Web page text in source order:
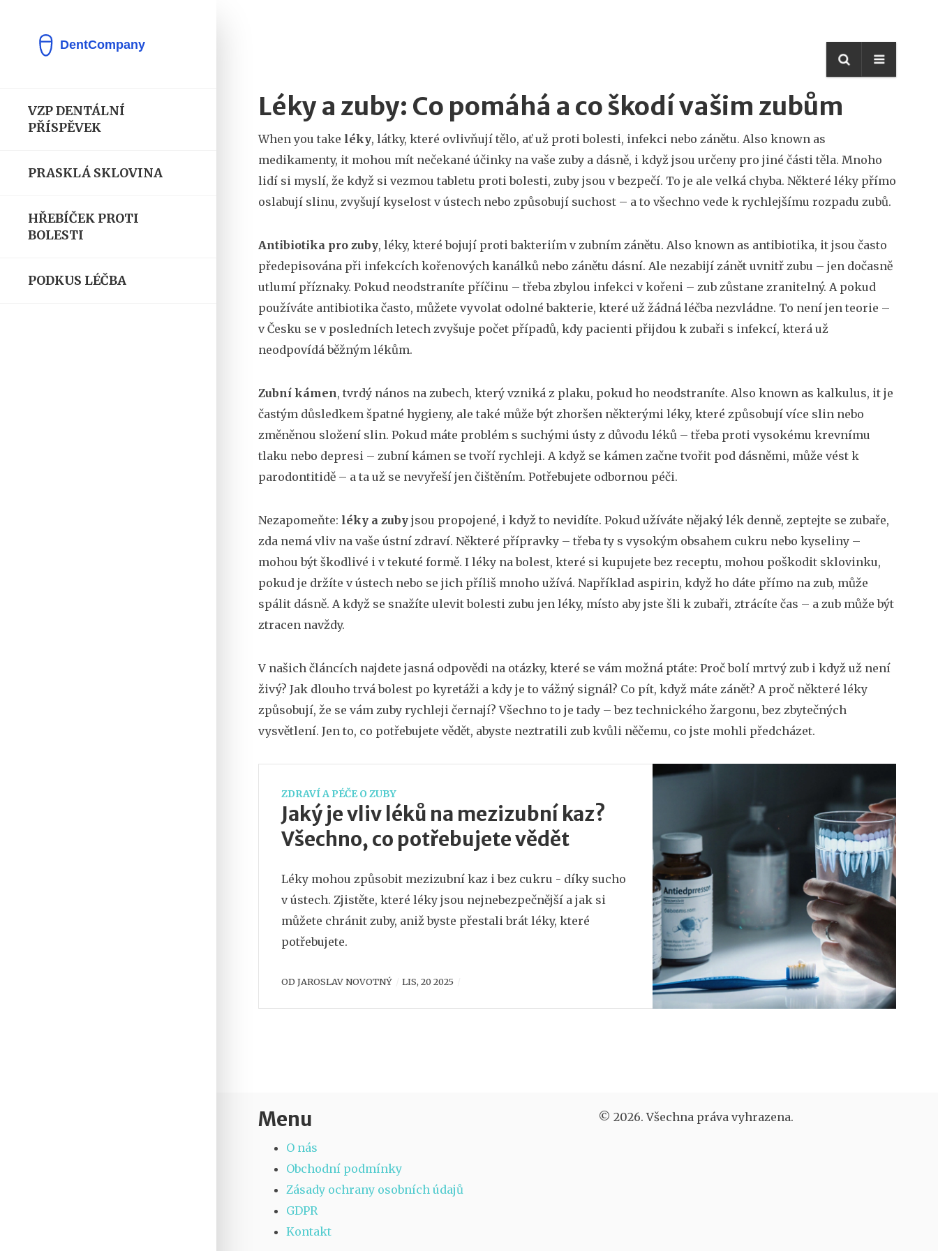
VZP DENTÁLNÍ
PŘÍSPĚVEK
PRASKLÁ SKLOVINA
HŘEBÍČEK PROTI
BOLESTI
PODKUS LÉČBA
Léky a zuby: Co pomáhá a co škodí vašim zubům
When you take léky, látky, které ovlivňují tělo, ať už proti bolesti, infekci nebo zánětu. Also known as
medikamenty, it mohou mít nečekané účinky na vaše zuby a dásně, i když jsou určeny pro jiné části těla. Mnoho
lidí si myslí, že když si vezmou tabletu proti bolesti, zuby jsou v bezpečí. To je ale velká chyba. Některé léky přímo
oslabují slinu, zvyšují kyselost v ústech nebo způsobují suchost – a to všechno vede k rychlejšímu rozpadu zubů.
Antibiotika pro zuby, léky, které bojují proti bakteriím v zubním zánětu. Also known as antibiotika, it jsou často
předepisována při infekcích kořenových kanálků nebo zánětu dásní. Ale nezabijí zánět uvnitř zubu – jen dočasně
utlumí příznaky. Pokud neodstraníte příčinu – třeba zbylou infekci v kořeni – zub zůstane zranitelný. A pokud
používáte antibiotika často, můžete vyvolat odolné bakterie, které už žádná léčba nezvládne. To není jen teorie –
v Česku se v posledních letech zvyšuje počet případů, kdy pacienti přijdou k zubaři s infekcí, která už
neodpovídá běžným lékům.
Zubní kámen, tvrdý nános na zubech, který vzniká z plaku, pokud ho neodstraníte. Also known as kalkulus, it je
častým důsledkem špatné hygieny, ale také může být zhoršen některými léky, které způsobují více slin nebo
změněnou složení slin. Pokud máte problém s suchými ústy z důvodu léků – třeba proti vysokému krevnímu
tlaku nebo depresi – zubní kámen se tvoří rychleji. A když se kámen začne tvořit pod dásněmi, může vést k
parodontitidě – a ta už se nevyřeší jen čištěním. Potřebujete odbornou péči.
Nezapomeňte: léky a zuby jsou propojené, i když to nevidíte. Pokud užíváte nějaký lék denně, zeptejte se zubaře,
zda nemá vliv na vaše ústní zdraví. Některé přípravky – třeba ty s vysokým obsahem cukru nebo kyseliny –
mohou být škodlivé i v tekuté formě. I léky na bolest, které si kupujete bez receptu, mohou poškodit sklovinku,
pokud je držíte v ústech nebo se jich příliš mnoho užívá. Například aspirin, když ho dáte přímo na zub, může
spálit dásně. A když se snažíte ulevit bolesti zubu jen léky, místo aby jste šli k zubaři, ztrácíte čas – a zub může být
ztracen navždy.
V našich článcích najdete jasná odpovědi na otázky, které se vám možná ptáte: Proč bolí mrtvý zub i když už není
živý? Jak dlouho trvá bolest po kyretáži a kdy je to vážný signál? Co pít, když máte zánět? A proč některé léky
způsobují, že se vám zuby rychleji černají? Všechno to je tady – bez technického žargonu, bez zbytečných
vysvětlení. Jen to, co potřebujete vědět, abyste neztratili zub kvůli něčemu, co jste mohli předcházet.
ZDRAVÍ A PÉČE O ZUBY
Jaký je vliv léků na mezizubní kaz?
Všechno, co potřebujete vědět
Léky mohou způsobit mezizubní kaz i bez cukru - díky sucho
v ústech. Zjistěte, které léky jsou nejnebezpečnější a jak si
můžete chránit zuby, aniž byste přestali brát léky, které
potřebujete.
OD JAROSLAV NOVOTNÝ LIS, 20 2025
Menu
O nás
Obchodní podmínky
Zásady ochrany osobních údajů
GDPR
Kontakt
© 2026. Všechna práva vyhrazena.